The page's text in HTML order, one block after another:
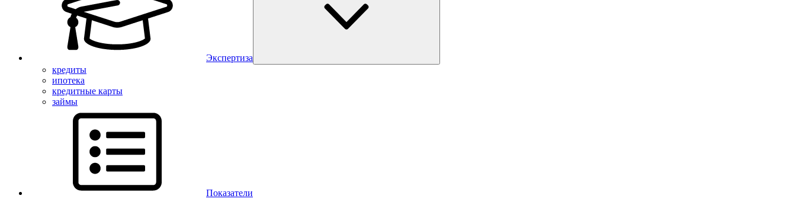
Экспертиза
кредиты
ипотека
кредитные карты
займы
Показатели